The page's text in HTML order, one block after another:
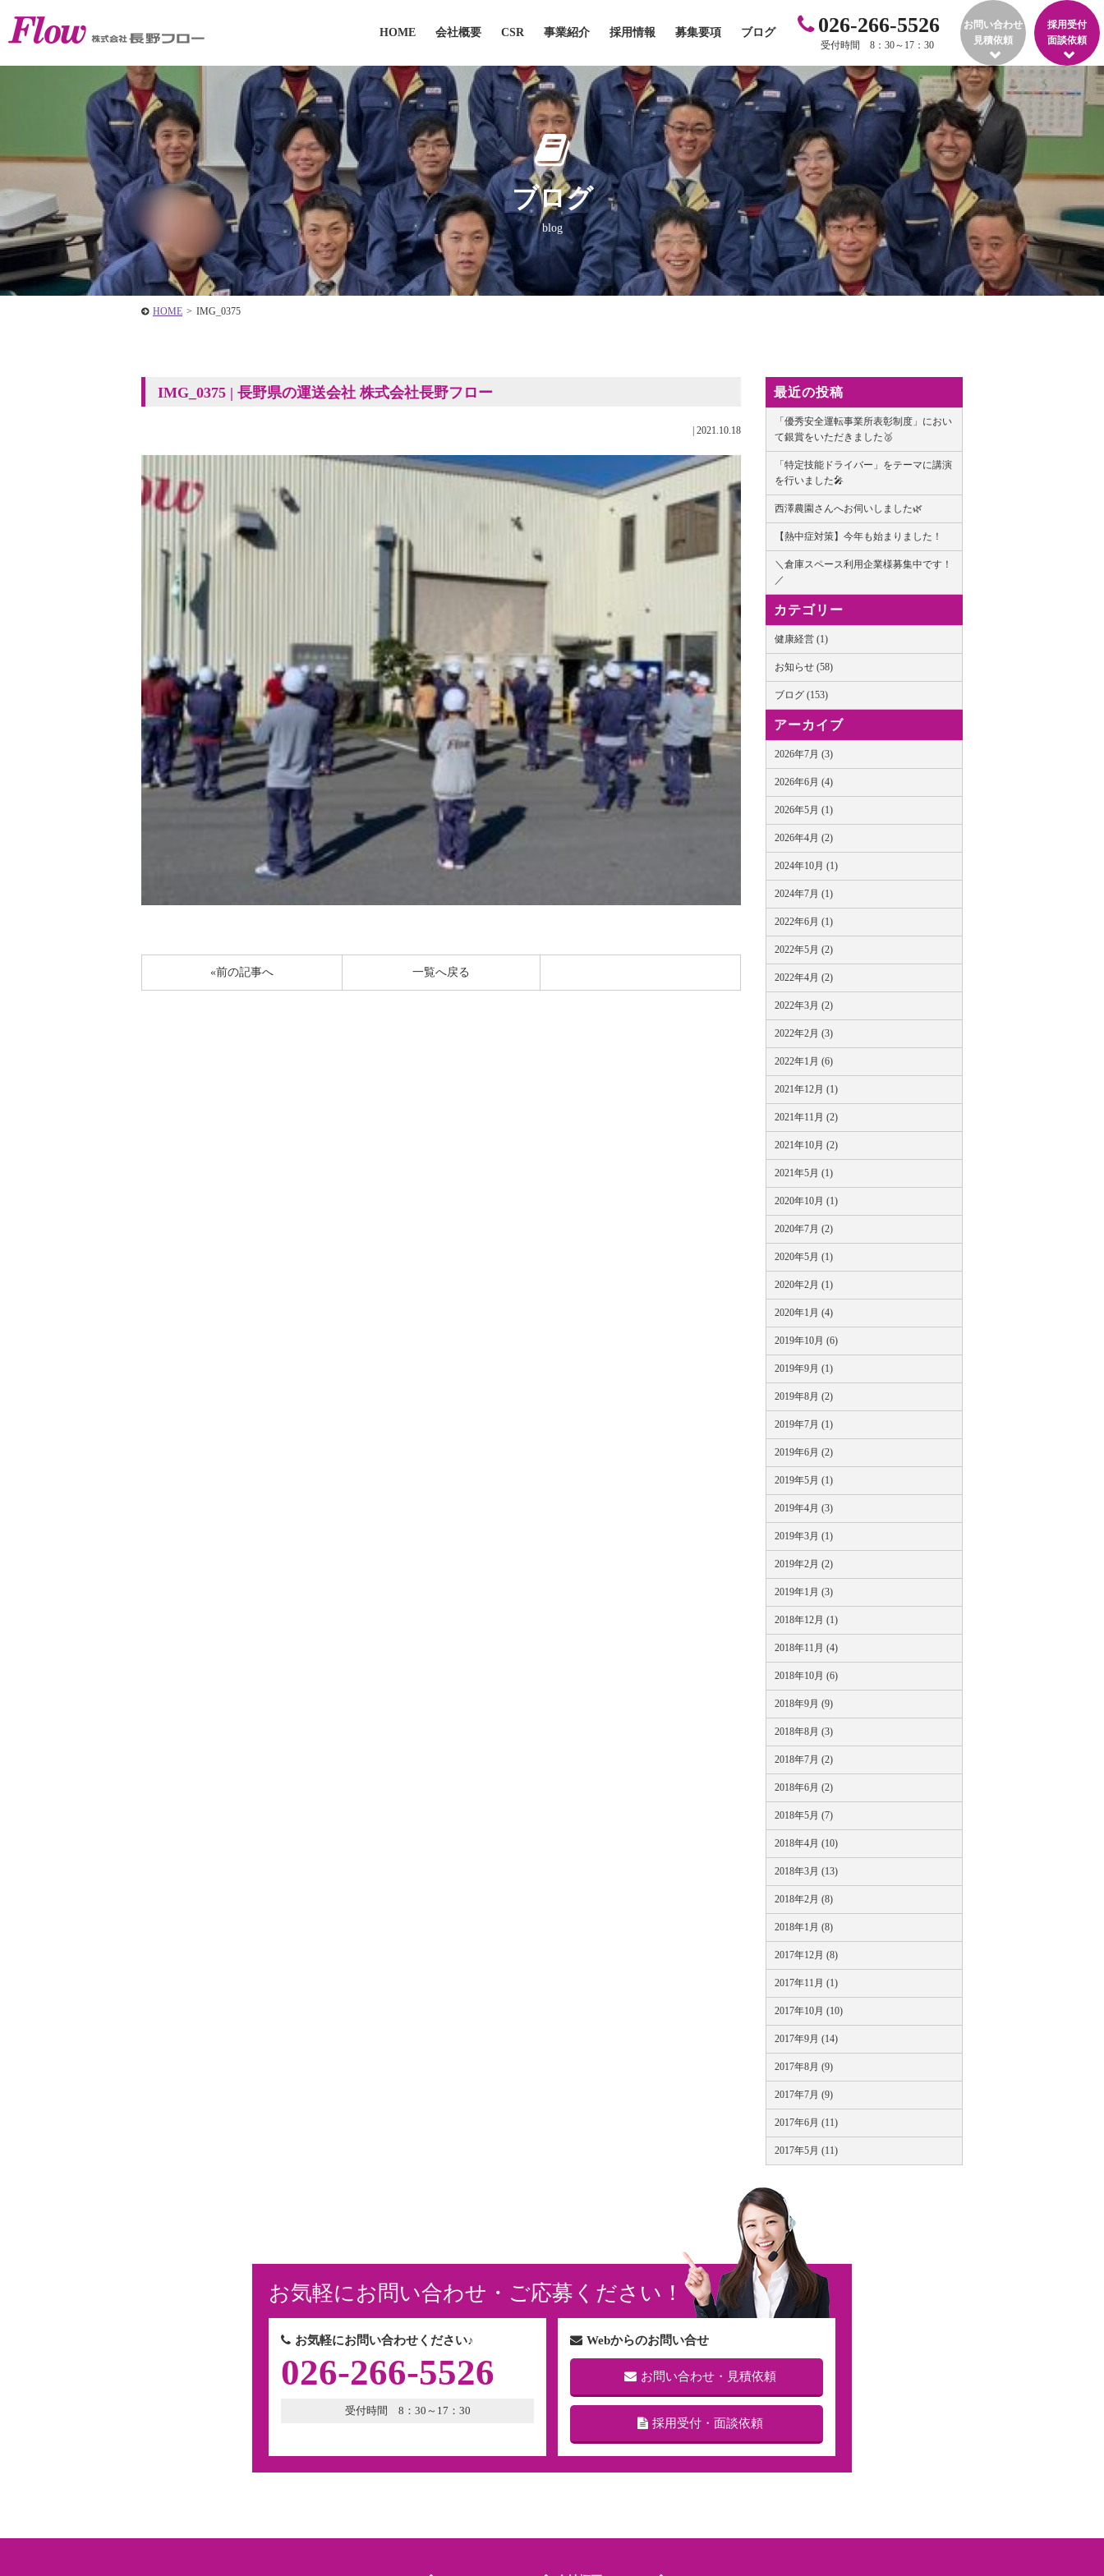
HOME 会社概要 CSR 事業紹介 採用情報 募集要項 ブログ 026-266-5526
受付時間 8：30～17：30
お問い合わせ
見積依頼
採用受付
面談依頼
ブログ
blog
HOME > IMG_0375
IMG_0375 | 長野県の運送会社 株式会社長野フロー
2021.10.18
«前の記事へ 一覧へ戻る
最近の投稿
「優秀安全運転事業所表彰制度」におい
て銀賞をいただきました🥈
「特定技能ドライバー」をテーマに講演
を行いました🎤
西澤農園さんへお伺いしました🌿
【熱中症対策】今年も始まりました！
＼倉庫スペース利用企業様募集中です！
／
カテゴリー
健康経営 (1)
お知らせ (58)
ブログ (153)
アーカイブ
2026年7月 (3)
2026年6月 (4)
2026年5月 (1)
2026年4月 (2)
2024年10月 (1)
2024年7月 (1)
2022年6月 (1)
2022年5月 (2)
2022年4月 (2)
2022年3月 (2)
2022年2月 (3)
2022年1月 (6)
2021年12月 (1)
2021年11月 (2)
2021年10月 (2)
2021年5月 (1)
2020年10月 (1)
2020年7月 (2)
2020年5月 (1)
2020年2月 (1)
2020年1月 (4)
2019年10月 (6)
2019年9月 (1)
2019年8月 (2)
2019年7月 (1)
2019年6月 (2)
2019年5月 (1)
2019年4月 (3)
2019年3月 (1)
2019年2月 (2)
2019年1月 (3)
2018年12月 (1)
2018年11月 (4)
2018年10月 (6)
2018年9月 (9)
2018年8月 (3)
2018年7月 (2)
2018年6月 (2)
2018年5月 (7)
2018年4月 (10)
2018年3月 (13)
2018年2月 (8)
2018年1月 (8)
2017年12月 (8)
2017年11月 (1)
2017年10月 (10)
2017年9月 (14)
2017年8月 (9)
2017年7月 (9)
2017年6月 (11)
2017年5月 (11)
お気軽にお問い合わせ・ご応募ください！
お気軽にお問い合わせください♪
026-266-5526
受付時間 8：30～17：30
Webからのお問い合せ
お問い合わせ・見積依頼
採用受付・面談依頼